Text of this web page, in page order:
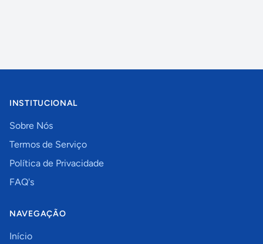
INSTITUCIONAL
Sobre Nós
Termos de Serviço
Política de Privacidade
FAQ's
NAVEGAÇÃO
Início